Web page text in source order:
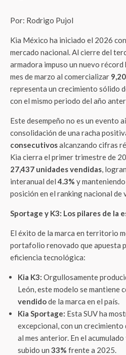
Por: Rodrigo Pujol
Kia México ha iniciado el 2026
mercado nacional. Al cierre del
armadora impuso un nuevo
mes de marzo al comercializar
representa un crecimiento sólido
con el mismo periodo del año
Este desempeño no es un evento
consolidación de una racha
consecutivosalcanzando cifras
Kia cierra el primer trimestre de
27,437 unidades vendidas,
interanual del4.3% y
posición en el ranking nacional de
Sportage y K3: Los pilares de la
El éxito de la marca en territorio
portafolio renovado que apuesta
eficiencia tecnológica:
Kia K3: Orgullosamente
León, este modelo se mantiene
vendidode la marca en el país.
Kia Sportage: Esta SUV ha
excepcional, con un crecimiento
al mes anterior. En el
subido un 33% frente a 2025.